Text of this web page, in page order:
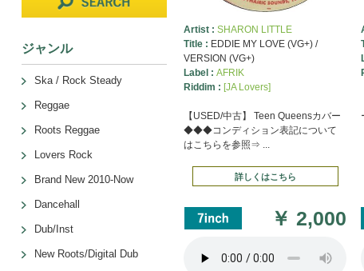
Artist :SHARON LITTLE
Title : EDDIE MY LOVE (VG+) /
VERSION (VG+)
Label :AFRIK
Riddim : [JA Lovers]
【USED/中古】 Teen Queensカバー
◆◆◆コンディション表記について
はこちらを参照⇒ ...
詳しくはこちら
￥2,000
ジャンル
Ska / Rock Steady
Reggae
Roots Reggae
Lovers Rock
Brand New 2010-Now
Dancehall
Dub/Inst
New Roots/Digital Dub